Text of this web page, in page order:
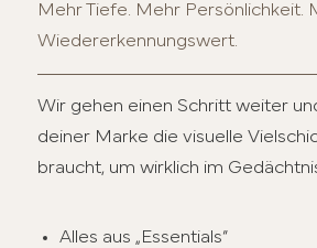
Mehr Tiefe. Mehr Persönlichkeit.
Wiedererkennungswert.
Wir gehen einen Schritt weiter
deiner Marke die visuelle
braucht, um wirklich im
Alles aus „Essentials“